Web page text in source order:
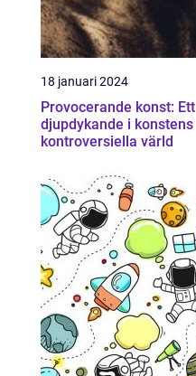
18 januari 2024
Provocerande konst: Ett
djupdykande i konstens
kontroversiella värld